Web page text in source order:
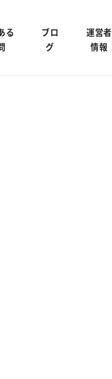
る
ブロ
グ
運営者
情報